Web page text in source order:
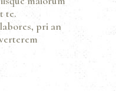
te.
pri an